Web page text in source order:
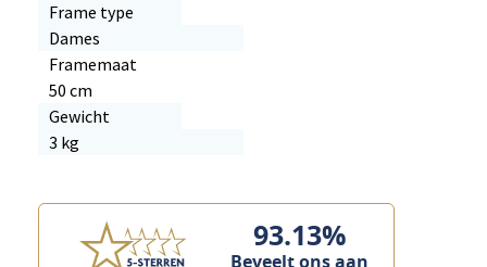
Frame type
Dames
Framemaat
50 cm
Gewicht
3 kg
93.13%
Beveelt ons aan